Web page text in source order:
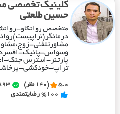
کلینیک تخصصی
حسین طلعتی
متخصص روانکاو-
مشاورتلفنی-
وسواس-پانیک-
پارتنر-استرس جنگ-
تراپ-خودکشی-
5.0 (140 نظر)
%100 رضایتمندی